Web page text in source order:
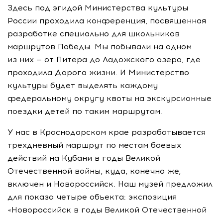
Здесь под эгидой Министерства культуры
России проходила конференция, посвященная
разработке специально для школьников
маршрутов Победы. Мы побывали на одном
из них — от Питера до Ладожского озера, где
проходила Дорога жизни. И Министерство
культуры будет выделять каждому
федеральному округу квоты на экскурсионные
поездки детей по таким маршрутам.
У нас в Краснодарском крае разрабатывается
трехдневный маршрут по местам боевых
действий на Кубани в годы Великой
Отечественной войны, куда, конечно же,
включен и Новороссийск. Наш музей предложил
для показа четыре объекта: экспозиция
«Новороссийск в годы Великой Отечественной